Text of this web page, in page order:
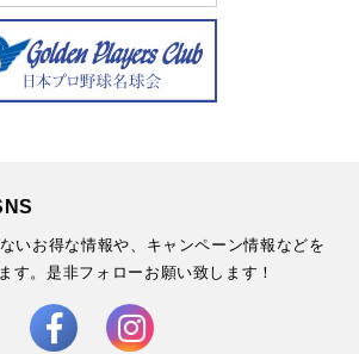
いお得な情報や、キャンペーン情報などを
す。是非フォローお願い致します！